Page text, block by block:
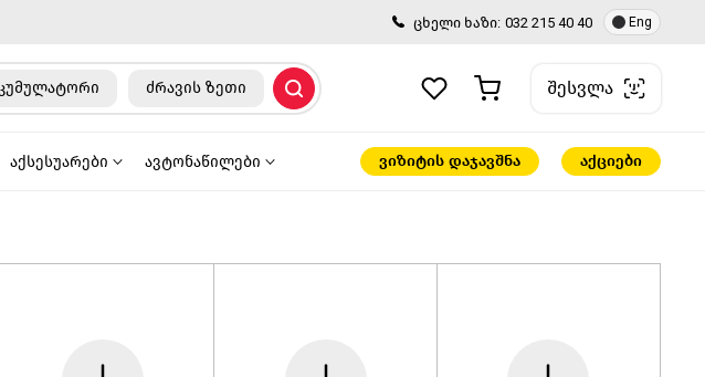
ცხელი ხაზი: 032 215 40 40 Eng
ძრავის ზეთი შესვლა
აქსესუარები ავტონაწილები ვიზიტის დაჯავშნა აქციები